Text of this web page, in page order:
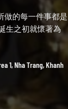
做的每一件事都是
誕生之初就懷著為
1, Nha Trang, Khanh